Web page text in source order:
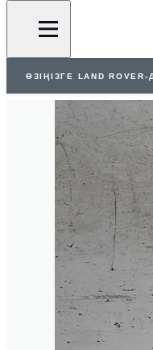
ӨЗІҢІЗГЕ LAND